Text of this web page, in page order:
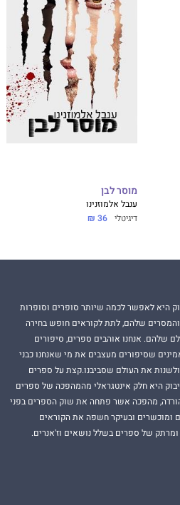
מוסר לבן
ענבל אלמוזנינו
דיגיטלי 36 ₪
היא לאפשר לכמה שיותר סופרים וסופרות
שלהם, לתת לקוראים חופש בחירה
שלהם. אנחנו אוהבים ספרים, סיפורים
שסיפורים מעצבים את מי שאנחנו כבני
את העולם שסביבנו.קצת על ספרים
היא חלק אינטגראלי מהמהפכה של ספרים
מהפכה אשר פתחה את שוק הספרים בפני
ומוכשרים ובעיקר חשפה את הקוראים
של ספרים בשלל נושאים וז'אנרים.